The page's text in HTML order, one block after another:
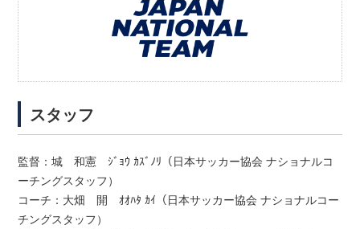
スタッフ
監督：城 和憲 ｼﾞｮｳ ｶｽﾞﾉﾘ（日本サッカー協会 ナショナルコ
ーチングスタッフ）
コーチ：大畑 開 ｵｵﾊﾀ ｶｲ（日本サッカー協会 ナショナルコー
チングスタッフ）